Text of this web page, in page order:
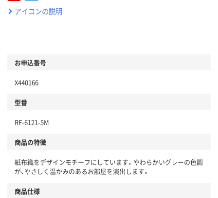
アイコンの説明
お申込番号
X440166
型番
RF-6121-5M
商品の特徴
紙布織をデザインモチーフにしています。やわらかいグレーの色調
が、やさしく温かみのあるお部屋を演出します。
商品仕様